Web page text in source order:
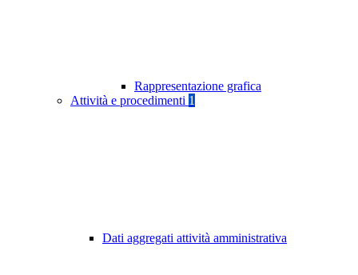
Rappresentazione grafica
Attività e procedimenti 1
Dati aggregati attività amministrativa